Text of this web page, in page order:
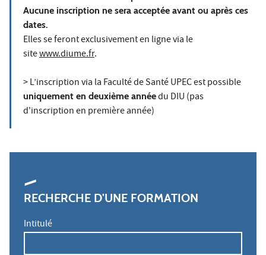
Aucune inscription ne sera acceptée avant ou après ces
dates.
Elles se feront exclusivement en ligne via le
sitewww.diume.fr.
> L’inscription via la Faculté de Santé UPEC est possible
uniquement en deuxième annéedu DIU (pas
d'inscription en première année)
RECHERCHE D'UNE FORMATION
Intitulé